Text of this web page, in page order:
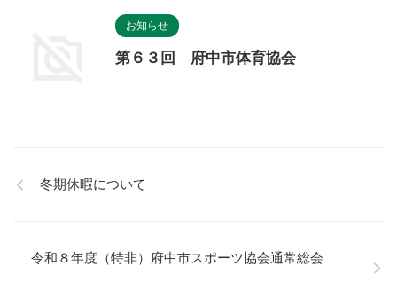
お知らせ
第６３回 府中市体育協会
冬期休暇について
令和８年度（特非）府中市スポーツ協会通常総会